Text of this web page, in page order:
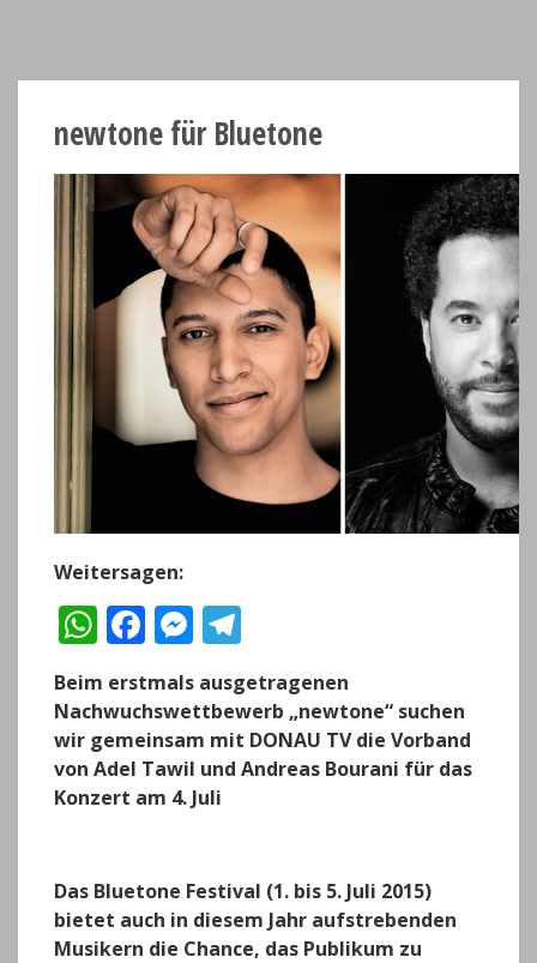
newtone für Bluetone
Weitersagen:
W
a
ts
A
p
F
c
e
b
o
k
M
ss
e
n
g
el
e
g
r
Beim erstmals ausgetragenen
Nachwuchswettbewerb „newtone“ suchen
wir gemeinsam mit DONAU TV die Vorband
von Adel Tawil und Andreas Bourani für das
Konzert am 4. Juli
Das Bluetone Festival (1. bis 5. Juli 2015)
bietet auch in diesem Jahr aufstrebenden
Musikern die Chance, das Publikum zu